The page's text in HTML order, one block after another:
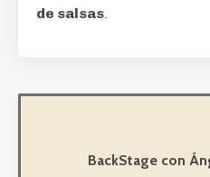
de salsas.
BackStage con